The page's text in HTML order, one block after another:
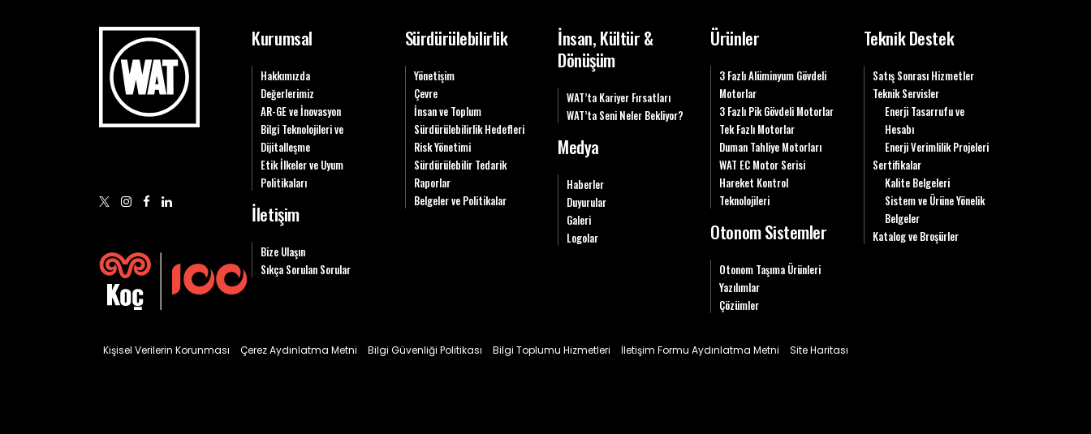
Kurumsal
Hakkımızda
Değerlerimiz
AR-GE ve İnovasyon
Bilgi Teknolojileri ve
Dijitalleşme
Etik İlkeler ve Uyum
Politikaları
İletişim
Bize Ulaşın
Sıkça Sorulan Sorular
Sürdürülebilirlik
Yönetişim
Çevre
İnsan ve Toplum
Sürdürülebilirlik Hedefleri
Risk Yönetimi
Sürdürülebilir Tedarik
Raporlar
Belgeler ve Politikalar
İnsan, Kültür &
Dönüşüm
WAT’ta Kariyer Fırsatları
WAT’ta Seni Neler Bekliyor?
Medya
Haberler
Duyurular
Galeri
Logolar
Ürünler
3 Fazlı Alüminyum Gövdeli
Motorlar
3 Fazlı Pik Gövdeli Motorlar
Tek Fazlı Motorlar
Duman Tahliye Motorları
WAT EC Motor Serisi
Hareket Kontrol
Teknolojileri
Otonom Sistemler
Otonom Taşıma Ürünleri
Yazılımlar
Çözümler
Teknik Destek
Satış Sonrası Hizmetler
Teknik Servisler
Enerji Tasarrufu ve
Hesabı
Enerji Verimlilik Projeleri
Sertifikalar
Kalite Belgeleri
Sistem ve Ürüne Yönelik
Belgeler
Katalog ve Broşürler
Kişisel Verilerin Korunması Çerez Aydınlatma Metni Bilgi Güvenliği Politikası Bilgi Toplumu Hizmetleri İletişim Formu Aydınlatma Metni Site Haritası